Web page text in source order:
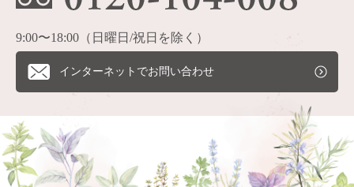
9:00〜18:00（日曜日/祝日を除く）
インターネットでお問い合わせ